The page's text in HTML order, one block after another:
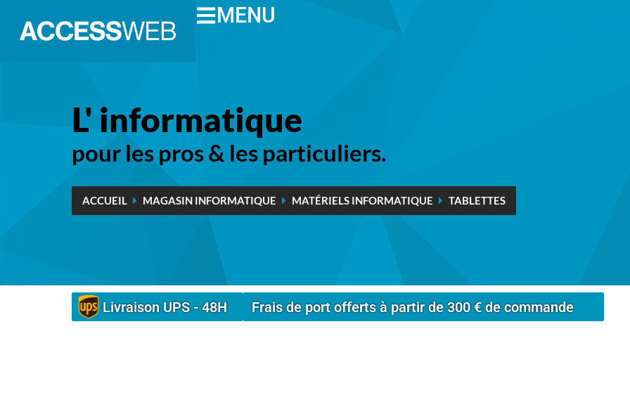
MENU
L' informatique
pour les pros & les particuliers.
ACCUEIL MAGASIN INFORMATIQUE MATÉRIELS INFORMATIQUE TABLETTES
Livraison UPS - 48H Frais de port offerts à partir de 300 € de commande